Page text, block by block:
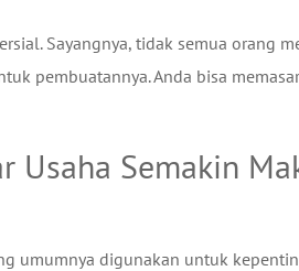
Sayangnya, tidak semua orang
pembuatannya. Anda bisa
Usaha Semakin
umumnya digunakan untuk